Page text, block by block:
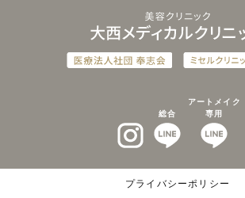
インスタグラム
総合
LINEat
アートメイク
専用
プライバシーポリシー